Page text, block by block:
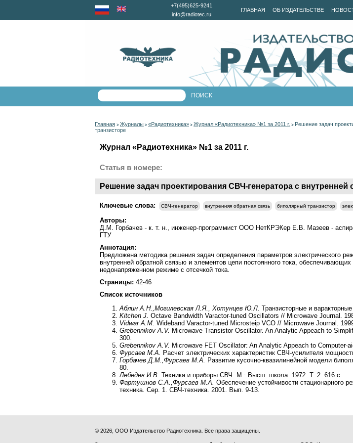
ГЛАВНАЯ ОБ ИЗДАТЕЛЬСТВЕ
+7(495)625-9241
info@radiotec.ru
Главная > Журналы > «Радиотехника» > Журнал «Радиотехника» №1 за 2011 г. > Решение задач
транзисторе
Журнал «Радиотехника» №1 за 2011 г.
Статья в номере:
Решение задач проектирования СВЧ-генератора с
Ключевые слова: СВЧ-генератор внутренняя обратная связь биполярный транзистор
Авторы:
Д.М. Горбачев - к. т. н., инженер-программист ООО НетКРЭКер Е.В. Мазеев -
ГТУ
Аннотация:
Предложена методика решения задач определения параметров электрического
внутренней обратной связью и элементов цепи постоянного тока,
недонапряженном режиме с отсечкой тока.
Страницы: 42-46
Список источников
Аблин А.Н.,Могилевская Л.Я., Хотунцев Ю.Л. Транзисторные и
Kitchen J. Octave Bandwidth Varactor-tuned Oscillators // Microwave Journal.
Vidwar A.M. Wideband Varactor-tuned Microsteip VCO // Microwave Journal.
Grebennikov A.V. Microwave Transistor Oscillator. An Analytic Appeach to
300.
Grebennikov A.V. Microwave FET Oscillator: An Analytic Appeach to
Фурсаев М.А. Расчет электрических характеристик СВЧ-усилителя
Горбачев Д.М.,Фурсаев М.А. Развитие кусочно-квазилинейной модели
80.
Лебедев И.В. Техника и приборы СВЧ. М.: Высш. школа. 1972. Т. 2. 616 с.
Фартушнов С.А.,Фурсаев М.А. Обеспечение устойчивости стационарного
техника. Сер. 1. СВЧ-техника. 2001. Вып. 9-13.
© 2026, ООО Издательство Радиотехника. Все права защищены.